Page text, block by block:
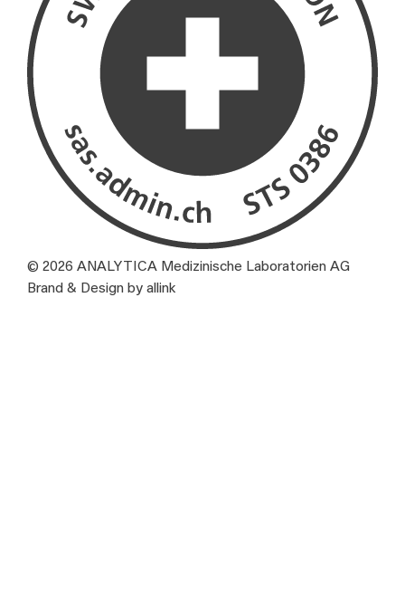
© 2026 ANALYTICA Medizinische Laboratorien AG
Brand & Design by allink